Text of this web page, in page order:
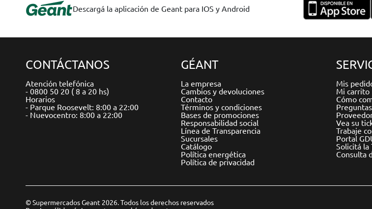
Descargá la aplicación de Geant para IOS y Android
CONTÁCTANOS
Atención telefónica
- 0800 50 20 ( 8 a 20 hs)
Horarios
- Parque Roosevelt: 8:00 a 22:00
- Nuevocentro: 8:00 a 22:00
GÉANT
La empresa
Cambios y devoluciones
Contacto
Términos y condiciones
Bases de promociones
Responsabilidad social
Línea de Transparencia
Sucursales
Catálogo
Política energética
Política de privacidad
Mis
Mi carrito
Cómo
Vea su
Trabaje
Portal
Solicitá la
Consulta
© Supermercados Geant 2026. Todos los derechos reservados